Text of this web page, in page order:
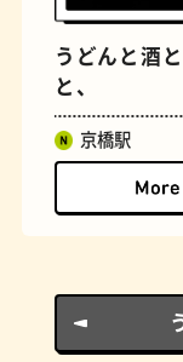
うどんと酒
と、
京橋駅